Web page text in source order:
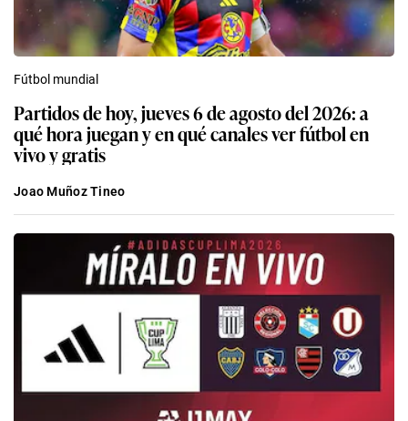
Fútbol mundial
Partidos de hoy, jueves 6 de agosto del 2026: a
qué hora juegan y en qué canales ver fútbol en
vivo y gratis
Joao Muñoz Tineo